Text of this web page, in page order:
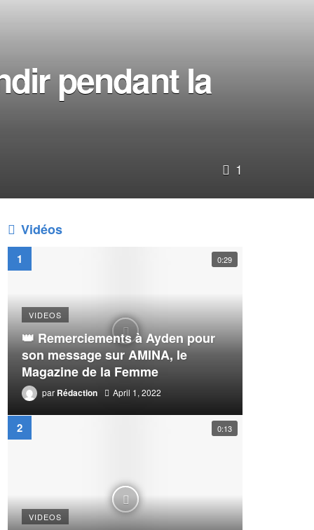
pendant la
1
Vidéos
0:29
VIDEOS
👑 Remerciements à Ayden pour
son message sur AMINA, le
Magazine de la Femme
par Rédaction April 1, 2022
0:13
VIDEOS